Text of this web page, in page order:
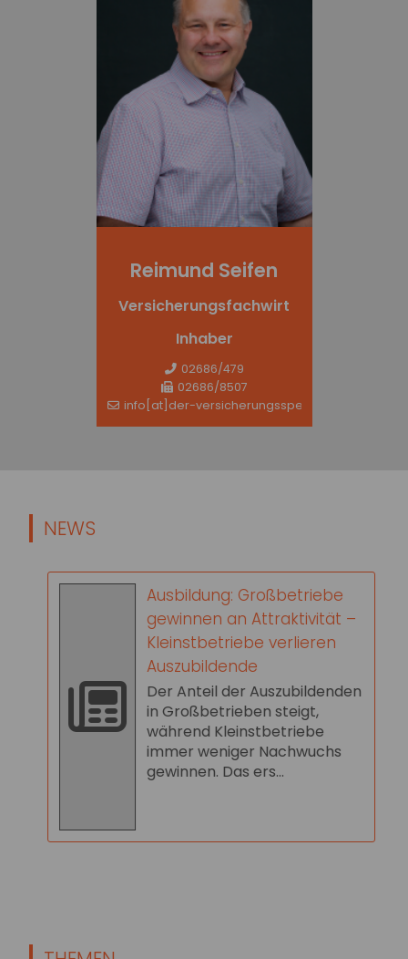
Reimund Seifen
Versicherungsfachwirt
Inhaber
02686/479
02686/8507
info[at]der-versicherungsspezi.de
NEWS
Ausbildung: Großbetriebe
gewinnen an Attraktivität –
Kleinstbetriebe verlieren
Auszubildende
Der Anteil der Auszubildenden
in Großbetrieben steigt,
während Kleinstbetriebe
immer weniger Nachwuchs
gewinnen. Das ers...